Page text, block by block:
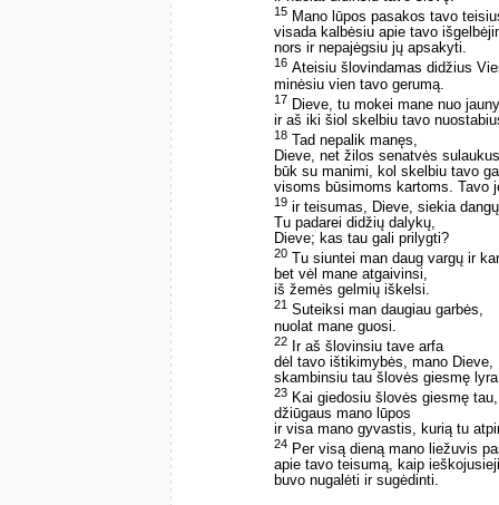
15 Mano lūpos pasakos tavo
visada kalbėsiu apie tavo
nors ir nepajėgsiu jų apsakyti.
16 Ateisiu šlovindamas didžius
minėsiu vien tavo gerumą.
17 Dieve, tu mokei mane nuo
ir aš iki šiol skelbiu tavo
18 Tad nepalik manęs,
Dieve, net žilos senatvės
būk su manimi, kol skelbiu tavo
visoms būsimoms kartoms. Tavo
19 ir teisumas, Dieve, siekia
Tu padarei didžių dalykų,
Dieve; kas tau gali prilygti?
20 Tu siuntei man daug vargų ir
bet vėl mane atgaivinsi,
iš žemės gelmių iškelsi.
21 Suteiksi man daugiau garbės,
nuolat mane guosi.
22 Ir aš šlovinsiu tave arfa
dėl tavo ištikimybės, mano Dieve,
skambinsiu tau šlovės giesmę
23 Kai giedosiu šlovės giesmę tau,
džiūgaus mano lūpos
ir visa mano gyvastis, kurią tu
24 Per visą dieną mano liežuvis
apie tavo teisumą, kaip
buvo nugalėti ir sugėdinti.